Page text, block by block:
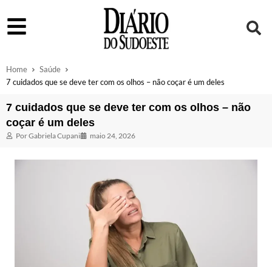
Home
Saúde
7 cuidados que se deve ter com os olhos – não coçar é um deles
7 cuidados que se deve ter com os olhos – não
coçar é um deles
PorGabriela Cupani maio 24, 2026